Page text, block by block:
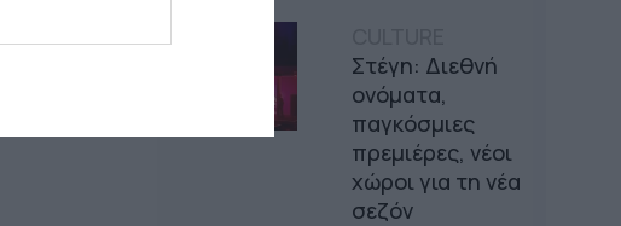
Στέγη: Διεθνή
ονόματα,
παγκόσμιες
πρεμιέρες, νέοι
χώροι για τη νέα
σεζόν